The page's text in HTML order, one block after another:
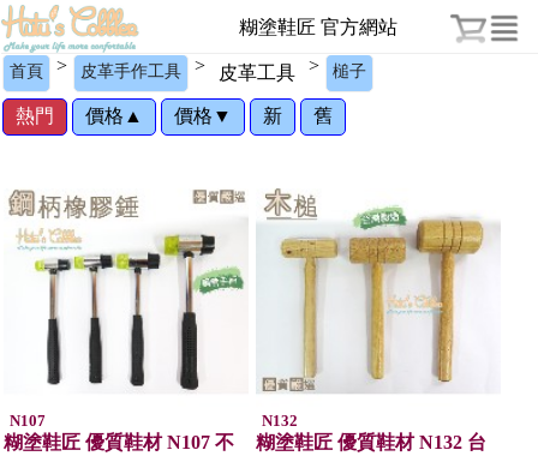
糊塗鞋匠 官方網站
首頁 > 皮革手作工具 > 皮革工具 > 槌子
熱門 價格▲ 價格▼ 新 舊
N107
糊塗鞋匠 優質鞋材 N107 不
N132
糊塗鞋匠 優質鞋材 N132 台